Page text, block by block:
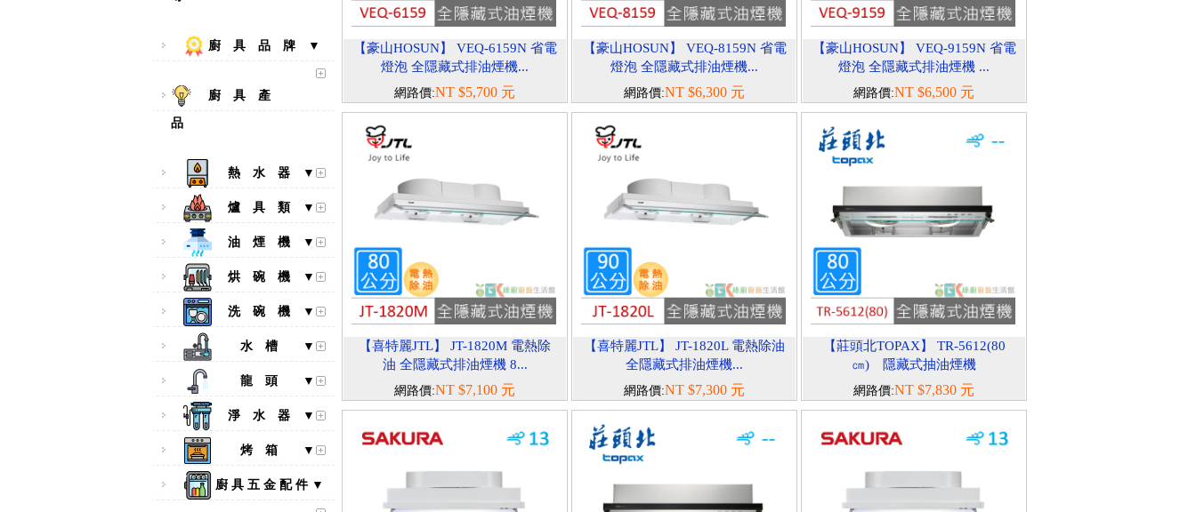
廚 具 品 牌 ▼
廚 具 產
品
熱 水 器 ▼
爐 具 類 ▼
油 煙 機 ▼
烘 碗 機 ▼
洗 碗 機 ▼
水 槽 ▼
龍 頭 ▼
淨 水 器 ▼
烤 箱 ▼
廚 具 五 金 配 件 ▼
【豪山HOSUN】 VEQ-6159N 省電
燈泡 全隱藏式排油煙機...
網路價:NT $5,700 元
【豪山HOSUN】 VEQ-8159N 省電
燈泡 全隱藏式排油煙機...
網路價:NT $6,300 元
【豪山HOSUN】 VEQ-9159N 省電
燈泡 全隱藏式排油煙機 ...
網路價:NT $6,500 元
【喜特麗JTL】 JT-1820M 電熱除
油 全隱藏式排油煙機 8...
網路價:NT $7,100 元
【喜特麗JTL】 JT-1820L 電熱除油
全隱藏式排油煙機...
網路價:NT $7,300 元
【莊頭北TOPAX】 TR-5612(80
㎝) 隱藏式抽油煙機
網路價:NT $7,830 元